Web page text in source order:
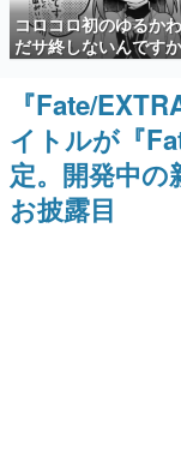
新世
これか
の姿を
ゲ
ゲーム
日本の
画です
コロコロ初のゆるか
だサ終しないんです
スタート。主人公は
侘石ダイヤ、ゲーム
にトラブルへ対応す
を描く
『Fate/
イトルが『
定。開発中の
お披露目